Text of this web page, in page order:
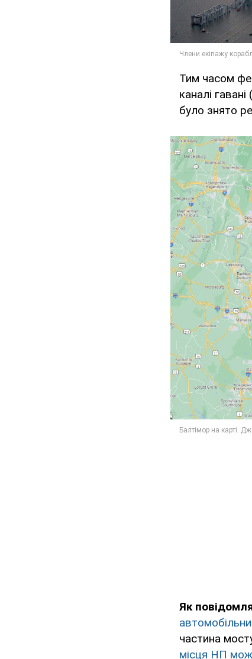
Тим часом
каналі
було знято
Як
частина
місця НП